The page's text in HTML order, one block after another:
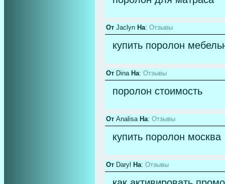
От Jaclyn На: Отзывы
купить поролон
От Dina На: Отзывы
поролон стоимость
От Analisa На: Отзывы
купить поролон москва
От Daryl На: Отзывы